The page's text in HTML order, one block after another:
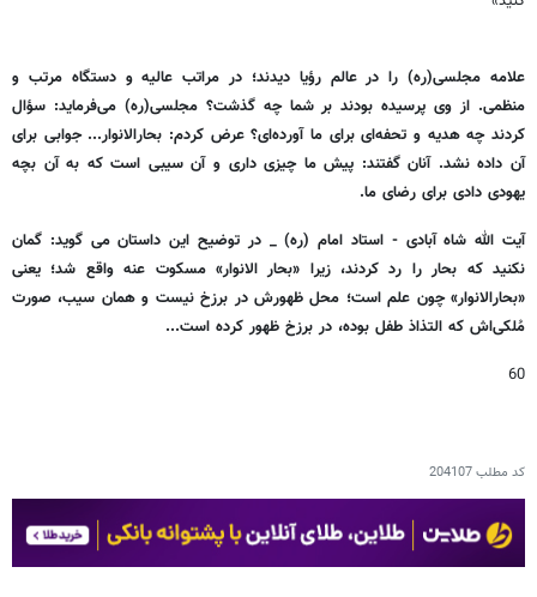
علامه مجلسی‌(ره) را در عالم رؤیا دیدند؛ در مراتب عالیه و دستگاه مرتب و
منظمی. از وی پرسیده بودند بر شما چه گذشت؟ مجلسی(ره) می‌فرماید: سؤال
کردند چه هدیه و تحفه‌ای برای ما آورده‌ای؟ عرض کردم: بحارالانوار... جوابی برای
آن داده نشد. آنان گفتند: پیش ما چیزی داری و آن سیبی است که به آن بچه‌
یهودی دادی برای رضای ما.
آیت الله شاه آبادی - استاد امام (ره) _ در توضیح این داستان می گوید: گمان
نکنید که بحار را رد کردند، زیرا «بحار الانوار» مسکوت عنه واقع شد؛ یعنی
«بحارالانوار» چون علم است؛ محل ظهورش در برزخ نیست و همان سیب، صورت
مُلکی‌اش که التذاذ طفل بوده، در برزخ ظهور کرده است...
60
کد مطلب204107